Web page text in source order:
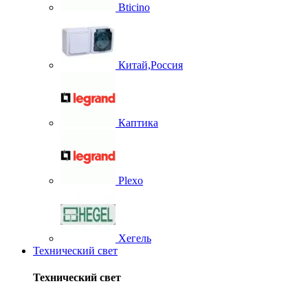
Bticino
Китай,Россия
Каптика
Plexo
Хегель
Технический свет
Технический свет